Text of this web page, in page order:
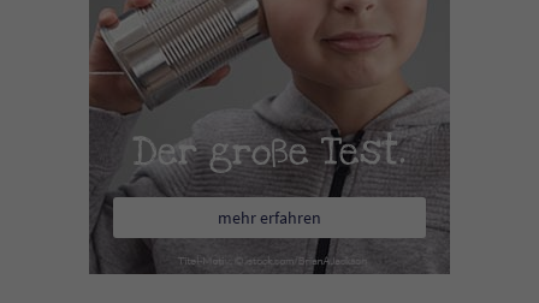
Der große Test.
mehr erfahren